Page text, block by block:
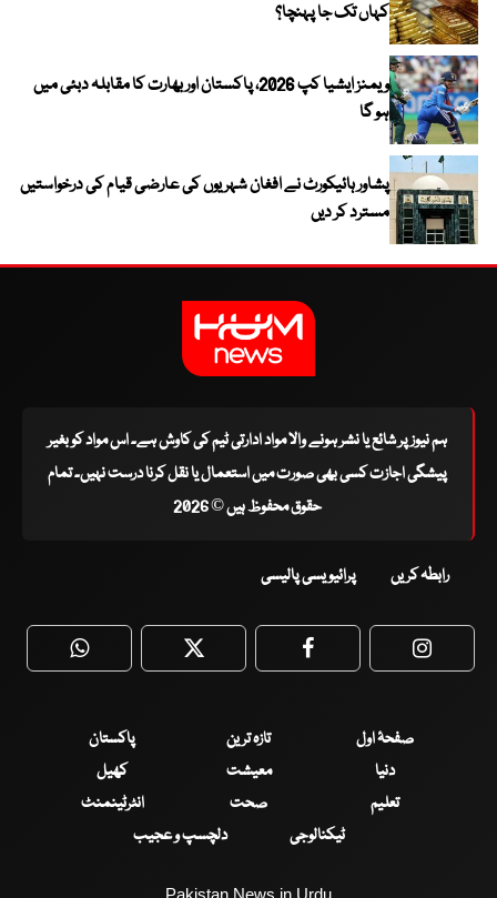
کہاں تک جا پہنچا؟
ویمنز ایشیا کپ 2026، پاکستان اور بھارت کا مقابلہ دبئی میں
ہو گا
پشاور ہائیکورٹ نے افغان شہریوں کی عارضی قیام کی درخواستیں
مسترد کر دیں
ہم نیوز پر شائع یا نشر ہونے والا مواد ادارتی ٹیم کی کاوش ہے۔ اس مواد کو بغیر
پیشگی اجازت کسی بھی صورت میں استعمال یا نقل کرنا درست نہیں۔ تمام
حقوق محفوظ ہیں © 2026
رابطہ کریں پرائیویسی پالیسی
WhatsApp Twitter Facebook
صفحۂ اول تازہ ترین
پاکستان
دنیا
معیشت
کھیل
تعلیم
صحت
انٹرٹینمنٹ
ٹیکنالوجی
دلچسپ و عجیب
Pakistan News in Urdu